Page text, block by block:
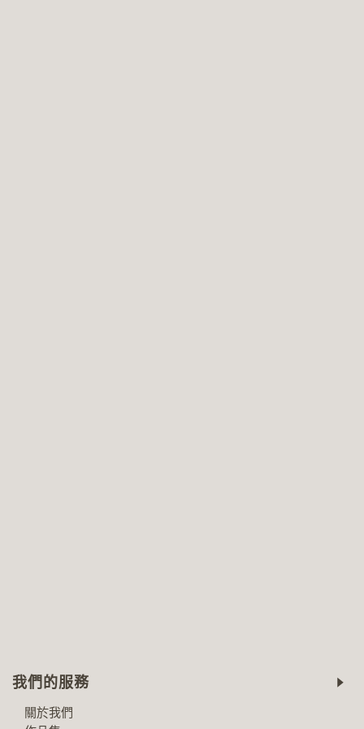
我們的服務
關於我們